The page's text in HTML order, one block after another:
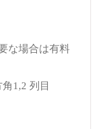
な場合は有料
1,2 列目